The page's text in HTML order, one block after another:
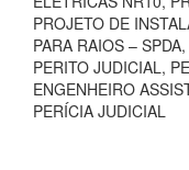
PROJETO DE
PARA RAIOS –
PERITO JUDICIAL,
ENGENHEIRO
PERÍCIA JUDICIAL